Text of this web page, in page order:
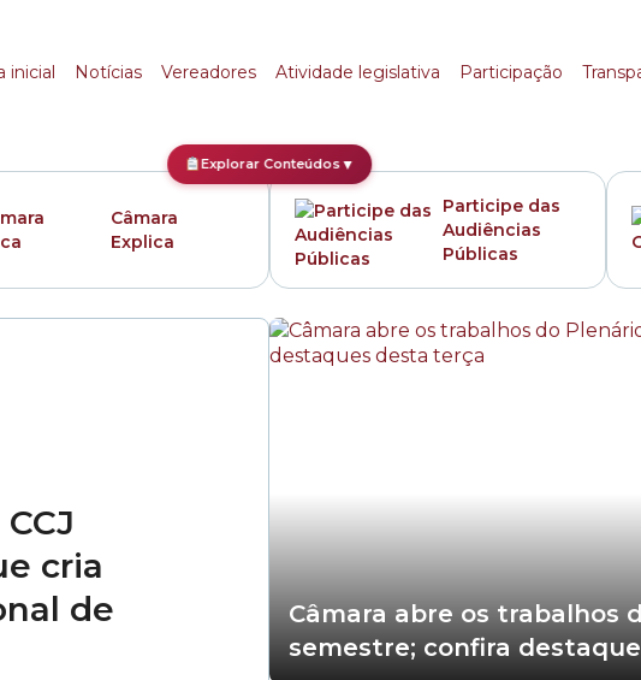
Explorar Conteúdos▼
inicial Notícias Vereadores Atividade legislativa Participação
Câmara
Explica
Participe das
Audiências
Públicas
cria
de
Câmara abre os trabalhos
semestre; confira